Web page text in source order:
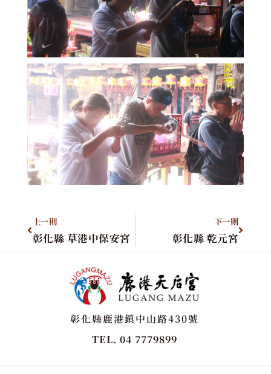
上一則
彰化縣 草港中保安宮
下一則
彰化縣 乾元宮
彰化縣鹿港鎮中山路430號
TEL. 04 7779899